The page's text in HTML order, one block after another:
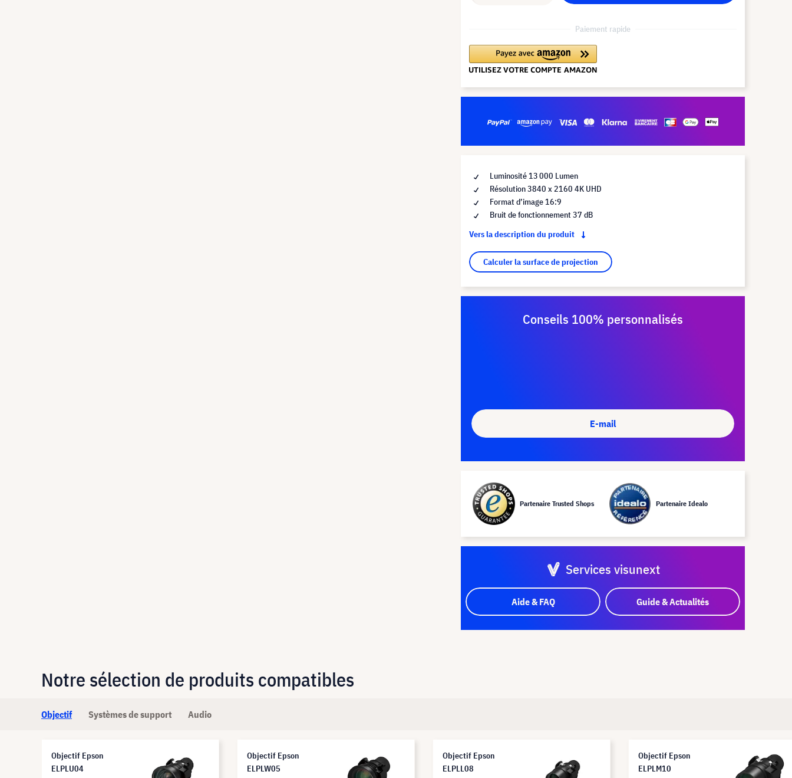
Paiement rapide
Luminosité 13 000 Lumen
Résolution 3840 x 2160 4K UHD
Format d’image 16:9
Bruit de fonctionnement 37 dB
Vers la description du produit
Calculer la surface de projection
Conseils 100% personnalisés
E-mail
Partenaire Trusted Shops Partenaire Idealo
Services visunext
Aide & FAQ Guide & Actualités
Notre sélection de produits compatibles
Objectif Systèmes de support Audio
Objectif Epson
ELPLU04
Objectif Epson
ELPLW05
Objectif Epson
ELPLL08
Objectif Epson
ELPLM10